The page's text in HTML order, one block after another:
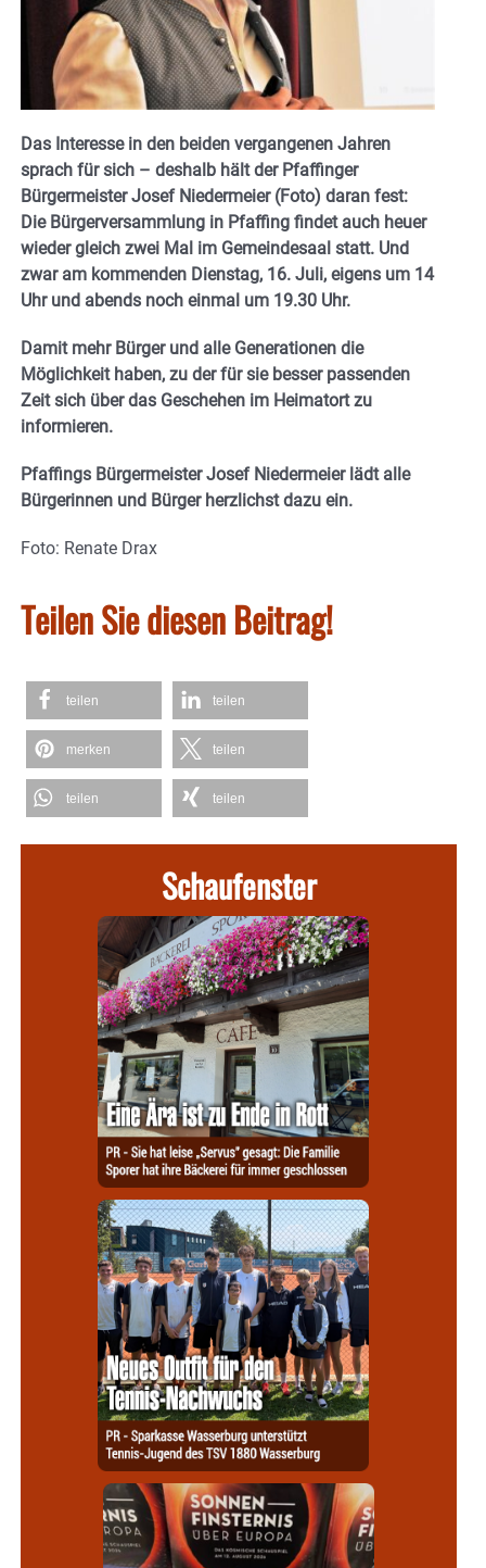
Das Interesse in den beiden vergangenen Jahren
sprach für sich – deshalb hält der Pfaffinger
Bürgermeister Josef Niedermeier (Foto) daran fest:
Die Bürgerversammlung in Pfaffing findet auch heuer
wieder gleich zwei Mal im Gemeindesaal statt. Und
zwar am kommenden Dienstag, 16. Juli, eigens um 14
Uhr und abends noch einmal um 19.30 Uhr.
Damit mehr Bürger und alle Generationen die
Möglichkeit haben, zu der für sie besser passenden
Zeit sich über das Geschehen im Heimatort zu
informieren.
Pfaffings Bürgermeister Josef Niedermeier lädt alle
Bürgerinnen und Bürger herzlichst dazu ein.
Foto: Renate Drax
Teilen Sie diesen Beitrag!
teilen teilen
merken teilen
teilen teilen
Schaufenster